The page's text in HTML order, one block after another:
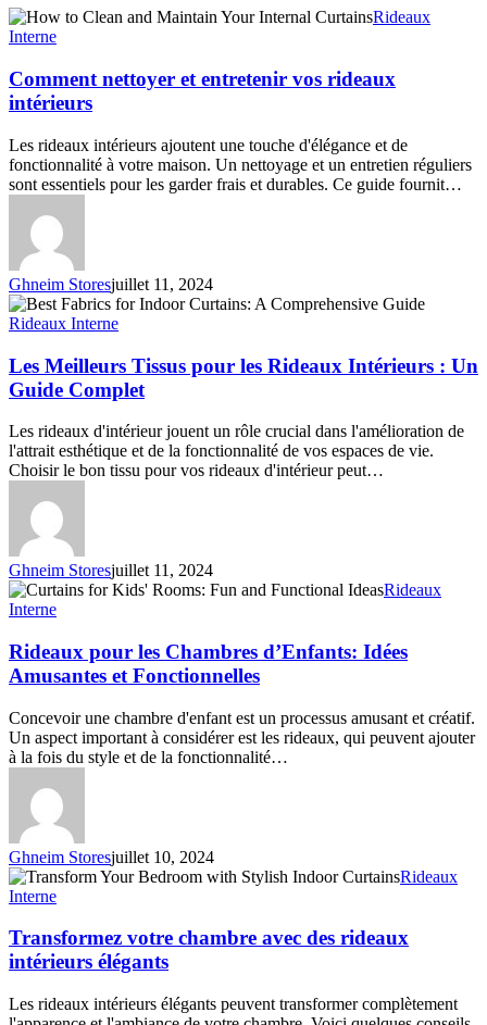
Comment
nettoyer
entretenir
vos
rideaux
Rideaux
Interne
Comment nettoyer et entretenir vos rideaux
intérieurs
Les rideaux intérieurs ajoutent une touche d'élégance et de
fonctionnalité à votre maison. Un nettoyage et un entretien réguliers
sont essentiels pour les garder frais et durables. Ce guide fournit…
Ghneim Storesjuillet 11, 2024
Les
Meilleurs
pour
les
Rideaux
:
Un
Guide
Complet
Rideaux Interne
Les Meilleurs Tissus pour les Rideaux Intérieurs : Un
Guide Complet
Les rideaux d'intérieur jouent un rôle crucial dans l'amélioration de
l'attrait esthétique et de la fonctionnalité de vos espaces de vie.
Choisir le bon tissu pour vos rideaux d'intérieur peut…
Ghneim Storesjuillet 11, 2024
Rideaux
pour
Chambres
d’Enfants:
Idées
et
Fonctionnelles
Rideaux
Interne
Rideaux pour les Chambres d’Enfants: Idées
Amusantes et Fonctionnelles
Concevoir une chambre d'enfant est un processus amusant et créatif.
Un aspect important à considérer est les rideaux, qui peuvent ajouter
à la fois du style et de la fonctionnalité…
Ghneim Storesjuillet 10, 2024
Transformez
votre
avec
des
rideaux
élégants
Rideaux
Interne
Transformez votre chambre avec des rideaux
intérieurs élégants
Les rideaux intérieurs élégants peuvent transformer complètement